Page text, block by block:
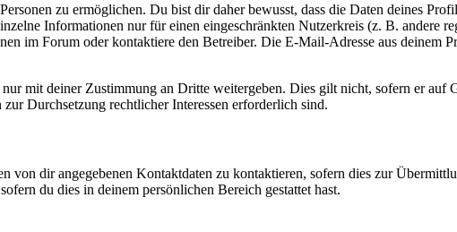
zu ermöglichen. Du bist dir daher bewusst, dass die Daten deines
Informationen nur für einen eingeschränkten Nutzerkreis (z. B. andere
im Forum oder kontaktiere den Betreiber. Die E-Mail-Adresse aus
mit deiner Zustimmung an Dritte weitergeben. Dies gilt nicht, sofern er auf
Durchsetzung rechtlicher Interessen erforderlich sind.
von dir angegebenen Kontaktdaten zu kontaktieren, sofern dies zur
du dies in deinem persönlichen Bereich gestattet hast.